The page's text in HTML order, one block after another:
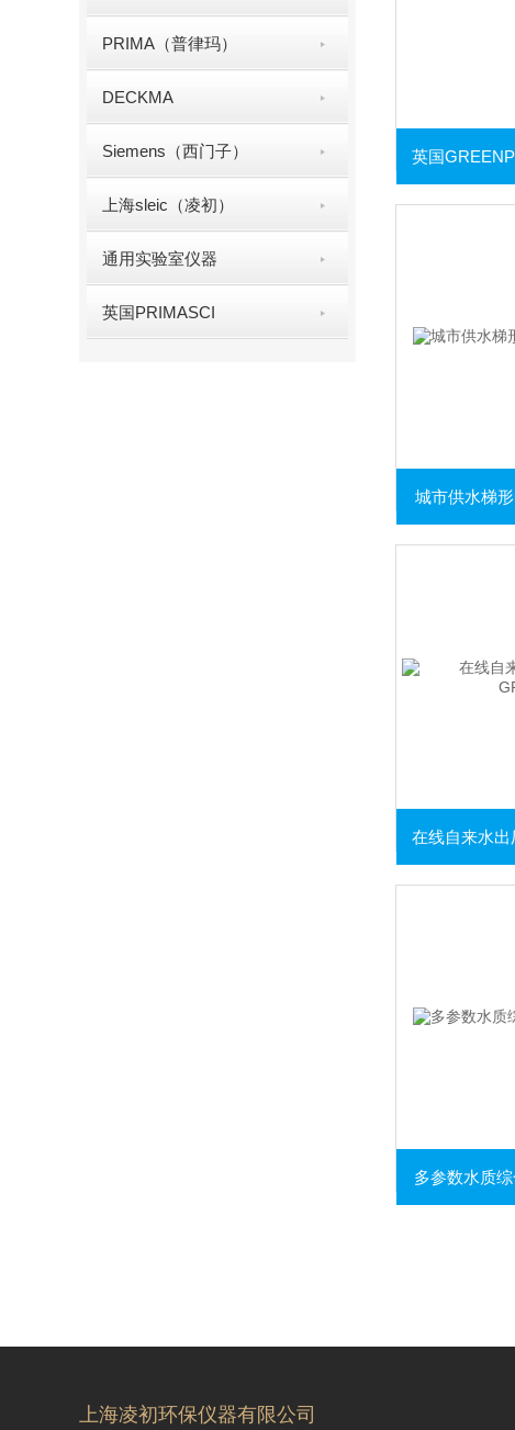
PRIMA（普律玛）
DECKMA
Siemens（西门子）
上海sleic（凌初）
通用实验室仪器
英国PRIMASCI
城市供水梯
多参数水质
上海凌初环保仪器有限公司